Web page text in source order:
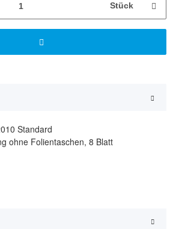
Stück
Standard
ohne Folientaschen, 8 Blatt